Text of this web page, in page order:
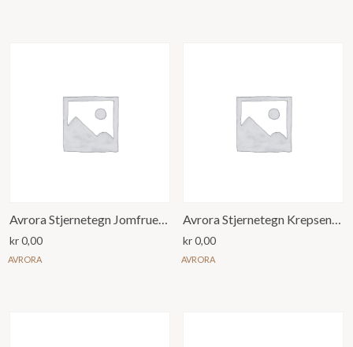
Avrora Stjernetegn Jomfruen Anheng
kr0,00
AVRORA
Avrora Stjernetegn Krepsen Anheng
kr0,00
AVRORA